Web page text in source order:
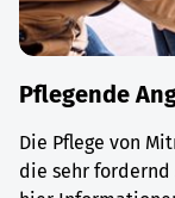
Pflegende
Die Pflege von
die sehr fordernd